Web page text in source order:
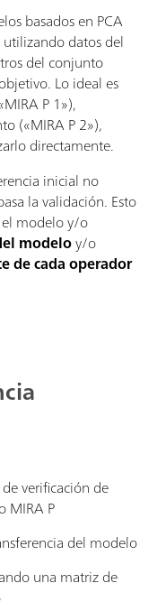
basados en PCA
datos del
del conjunto
Lo ideal es
P 1»),
(«MIRA P 2»),
directamente.
inicial no
la validación. Esto
modelo y/o
modeloy/o
de cada operador
verificación de
MIRA P
del modelo
una matriz de